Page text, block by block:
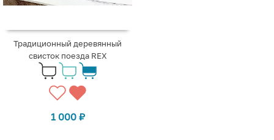
Традиционный деревянный
свисток поезда REX
1 000 ₽